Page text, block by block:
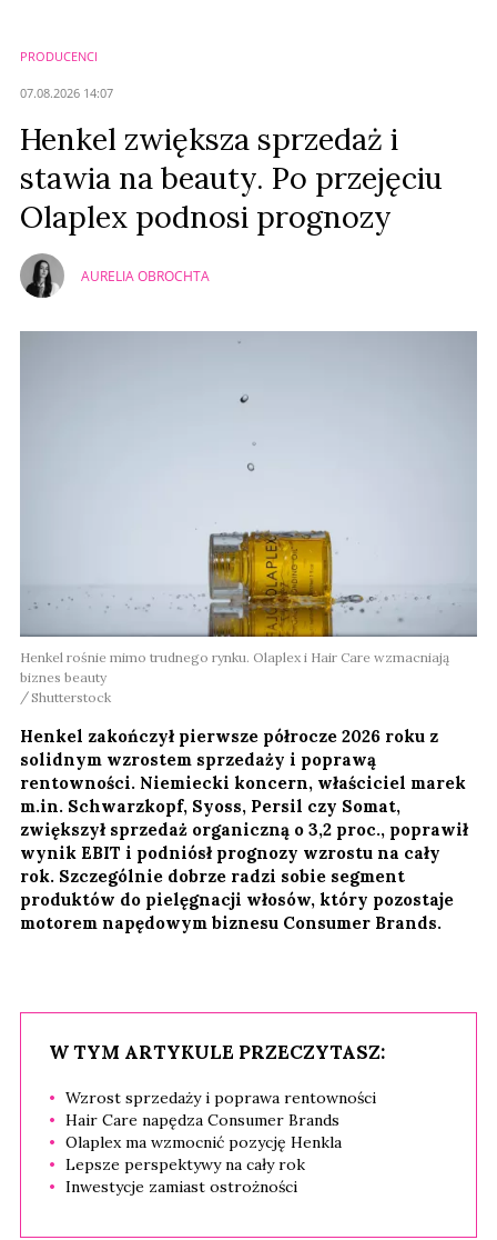
PRODUCENCI
07.08.2026 14:07
Henkel zwiększa sprzedaż i
stawia na beauty. Po przejęciu
Olaplex podnosi prognozy
AURELIA OBROCHTA
Henkel rośnie mimo trudnego rynku. Olaplex i Hair Care wzmacniają
biznes beauty
Shutterstock
Henkel zakończył pierwsze półrocze 2026 roku z
solidnym wzrostem sprzedaży i poprawą
rentowności. Niemiecki koncern, właściciel marek
m.in. Schwarzkopf, Syoss, Persil czy Somat,
zwiększył sprzedaż organiczną o 3,2 proc., poprawił
wynik EBIT i podniósł prognozy wzrostu na cały
rok. Szczególnie dobrze radzi sobie segment
produktów do pielęgnacji włosów, który pozostaje
motorem napędowym biznesu Consumer Brands.
W TYM ARTYKULE PRZECZYTASZ:
Wzrost sprzedaży i poprawa rentowności
Hair Care napędza Consumer Brands
Olaplex ma wzmocnić pozycję Henkla
Lepsze perspektywy na cały rok
Inwestycje zamiast ostrożności